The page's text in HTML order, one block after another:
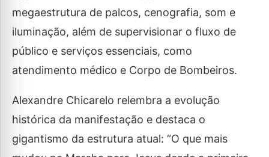
megaestrutura de palcos, cenografia, som e
iluminação, além de supervisionar o fluxo de
público e serviços essenciais, como
atendimento médico e Corpo de Bombeiros.
Alexandre Chicarelo relembra a evolução
histórica da manifestação e destaca o
gigantismo da estrutura atual: “O que mais